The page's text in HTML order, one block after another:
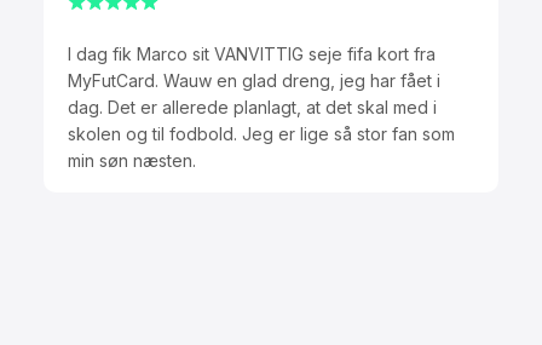
I dag fik Marco sit VANVITTIG seje fifa kort fra
MyFutCard. Wauw en glad dreng, jeg har fået i
dag. Det er allerede planlagt, at det skal med i
skolen og til fodbold. Jeg er lige så stor fan som
min søn næsten.